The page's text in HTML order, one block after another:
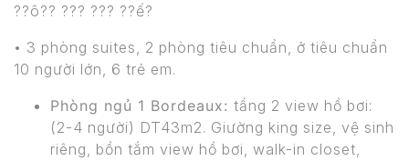
??ô?? ??? ??? ??ế?
• 3 phòng suites, 2 phòng tiêu chuẩn, ở tiêu chuẩn
10 người lớn, 6 trẻ em.
Phòng ngủ 1 Bordeaux: tầng 2 view hồ bơi:
(2-4 người) DT43m2. Giường king size, vệ sinh
riêng, bồn tắm view hồ bơi, walk-in closet,